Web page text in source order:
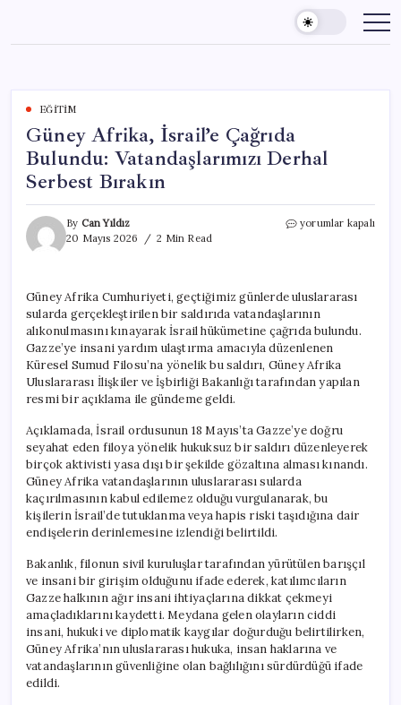
content
EĞITIM
Güney Afrika, İsrail’e Çağrıda
Bulundu: Vatandaşlarımızı Derhal
Serbest Bırakın
By Can Yıldız
20 Mayıs 2026
2 Min Read
Güney
Vatandaşlarımızı
Derhal
Serbest
Bırakın
için
yorumlar kapalı
Güney Afrika Cumhuriyeti, geçtiğimiz günlerde uluslararası
sularda gerçekleştirilen bir saldırıda vatandaşlarının
alıkonulmasını kınayarak İsrail hükümetine çağrıda bulundu.
Gazze’ye insani yardım ulaştırma amacıyla düzenlenen
Küresel Sumud Filosu’na yönelik bu saldırı, Güney Afrika
Uluslararası İlişkiler ve İşbirliği Bakanlığı tarafından yapılan
resmi bir açıklama ile gündeme geldi.
Açıklamada, İsrail ordusunun 18 Mayıs’ta Gazze’ye doğru
seyahat eden filoya yönelik hukuksuz bir saldırı düzenleyerek
birçok aktivisti yasa dışı bir şekilde gözaltına alması kınandı.
Güney Afrika vatandaşlarının uluslararası sularda
kaçırılmasının kabul edilemez olduğu vurgulanarak, bu
kişilerin İsrail’de tutuklanma veya hapis riski taşıdığına dair
endişelerin derinlemesine izlendiği belirtildi.
Bakanlık, filonun sivil kuruluşlar tarafından yürütülen barışçıl
ve insani bir girişim olduğunu ifade ederek, katılımcıların
Gazze halkının ağır insani ihtiyaçlarına dikkat çekmeyi
amaçladıklarını kaydetti. Meydana gelen olayların ciddi
insani, hukuki ve diplomatik kaygılar doğurduğu belirtilirken,
Güney Afrika’nın uluslararası hukuka, insan haklarına ve
vatandaşlarının güvenliğine olan bağlılığını sürdürdüğü ifade
edildi.